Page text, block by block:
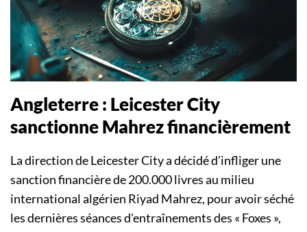
Angleterre : Leicester City
sanctionne Mahrez financièrement
La direction de Leicester City a décidé d’infliger une
sanction financière de 200.000 livres au milieu
international algérien Riyad Mahrez, pour avoir séché
les dernières séances d'entraînements des « Foxes »,